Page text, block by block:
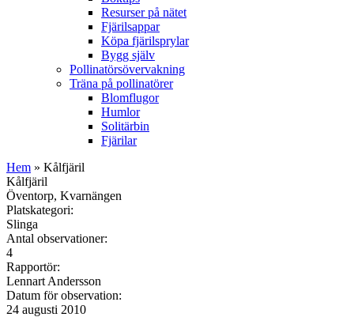
Resurser på nätet
Fjärilsappar
Köpa fjärilsprylar
Bygg själv
Pollinatörsövervakning
Träna på pollinatörer
Blomflugor
Humlor
Solitärbin
Fjärilar
Hem » Kålfjäril
Kålfjäril
Öventorp, Kvarnängen
Platskategori:
Slinga
Antal observationer:
4
Rapportör:
Lennart Andersson
Datum för observation:
24 augusti 2010